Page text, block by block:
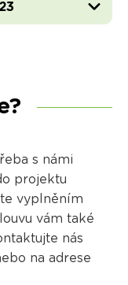
s námi
projektu
vyplněním
vám také
nás
na adrese